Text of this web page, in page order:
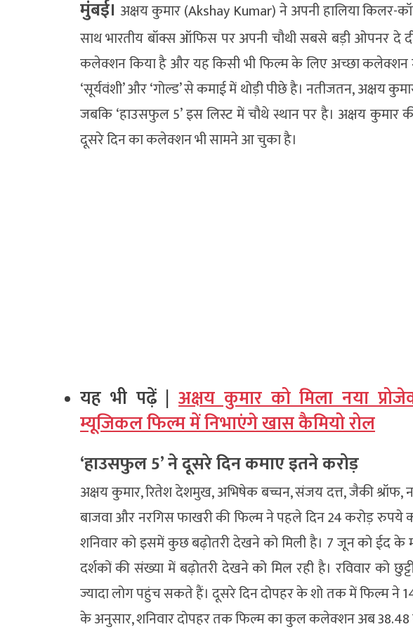
मुंबई। अक्षय कुमार (Akshay Kumar) ने अपनी हालिया किलर-
साथ भारतीय बॉक्स ऑफिस पर अपनी चौथी सबसे बड़ी ओपनर दे
कलेक्शन किया है और यह किसी भी फिल्म के लिए अच्छा कलेक्शन
‘सूर्यवंशी’ और ‘गोल्ड’ से कमाई में थोड़ी पीछे है। नतीजतन, अक्षय
जबकि ‘हाउसफुल 5’ इस लिस्ट में चौथे स्थान पर है। अक्षय कुमार
दूसरे दिन का कलेक्शन भी सामने आ चुका है।
यह भी पढ़ें |अक्षय कुमार को मिला नया
म्यूजिकल फिल्म में निभाएंगे खास कैमियो रोल
‘हाउसफुल 5’ ने दूसरे दिन कमाए इतने करोड़
अक्षय कुमार, रितेश देशमुख, अभिषेक बच्चन, संजय दत्त, जैकी श्रॉफ,
बाजवा और नरगिस फाखरी की फिल्म ने पहले दिन 24 करोड़ रुपये
शनिवार को इसमें कुछ बढ़ोतरी देखने को मिली है। 7 जून को ईद के
दर्शकों की संख्या में बढ़ोतरी देखने को मिल रही है। रविवार को
ज्यादा लोग पहुंच सकते हैं। दूसरे दिन दोपहर के शो तक में फिल्म ने
के अनुसार, शनिवार दोपहर तक फिल्म का कुल कलेक्शन अब 38.48